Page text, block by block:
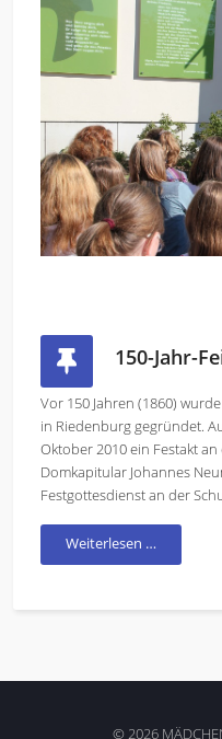
150-Jahr-
Vor 150 Jahren (1860)
in Riedenburg gegründet.
Oktober 2010 ein Festakt
Domkapitular Johannes
Festgottesdienst an der
Weiterlesen …
© 2026